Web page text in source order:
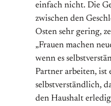
einfach nicht. Die
zwischen den
Osten sehr gering,
„Frauen machen
wenn es
Partner arbeiten, ist
selbstverständlich,
den Haushalt